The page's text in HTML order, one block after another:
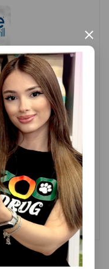
×
ciddi
qorunması üçün
Almaq